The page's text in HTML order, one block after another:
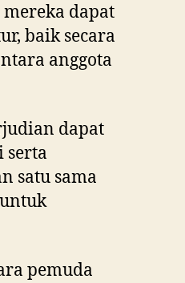
dapat
baik secara
anggota
dapat
serta
satu sama
pemuda